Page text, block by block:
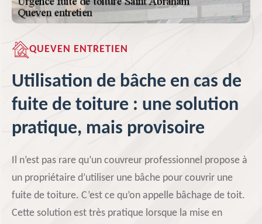
QUEVEN ENTRETIEN
Utilisation de bâche en cas de
fuite de toiture : une solution
pratique, mais provisoire
Il n’est pas rare qu’un couvreur professionnel propose à
un propriétaire d’utiliser une bâche pour couvrir une
fuite de toiture. C’est ce qu’on appelle bâchage de toit.
Cette solution est très pratique lorsque la mise en